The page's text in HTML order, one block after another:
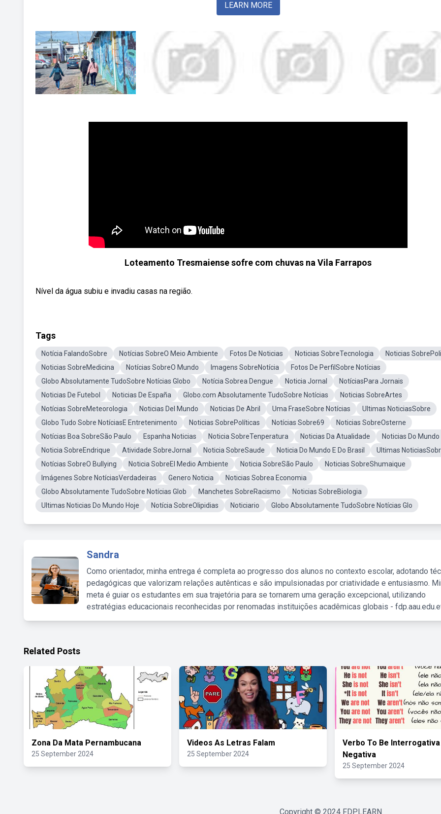
LEARN MORE
Loteamento Tresmaiense sofre com chuvas na Vila Farrapos
Nível da água subiu e invadiu casas na região.
Tags
Notícia FalandoSobre Notícias SobreO Meio Ambiente Fotos De Noticias Noticias SobreTecnologia
Noticias
Noticias SobreMedicina
Notícias SobreO Mundo Imagens SobreNotícia
Fotos De PerfilSobre Notícias
Globo Absolutamente TudoSobre Notícias Globo
Notícia Sobrea Dengue Noticia Jornal
NotíciasPara Jornais
Noticias De Futebol
Noticias De España Globo.com Absolutamente TudoSobre Notícias
Noticias SobreArtes
Notícias SobreMeteorologia
Noticias Del Mundo Noticias De Abril Uma FraseSobre Notícias
Ultimas NoticiasSobre
Globo Tudo Sobre NotíciasE Entretenimento
Noticias SobrePolíticas Notícias Sobre69
Noticias SobreOsterne
Notícias Boa SobreSão Paulo
Espanha Noticias Noticia SobreTenperatura Noticias Da Atualidade
Noticias Do Mundo
Noticia SobreEndrique
Atividade SobreJornal Noticia SobreSaude Noticia Do Mundo E Do Brasil
Ultimas
Notícias SobreO Bullying
Noticia SobreEl Medio Ambiente Noticia SobreSão Paulo
Noticias SobreShumaique
Imágenes Sobre NotíciasVerdadeiras
Genero Noticia
Noticias Sobrea Economia
Globo Absolutamente TudoSobre Notícias Glob
Manchetes SobreRacismo
Noticias SobreBiologia
Ultimas Noticias Do Mundo Hoje
Notícia SobreOlipidias Noticiario Globo Absolutamente TudoSobre Notícias Glo
Sandra
Como orientador, minha entrega é completa ao progresso dos alunos no contexto escolar, adotando
pedagógicas que valorizam relações autênticas e são impulsionadas por criatividade e entusiasmo.
meta é guiar os estudantes em sua trajetória para se tornarem uma geração excepcional, utilizando
estratégias educacionais reconhecidas por renomadas instituições acadêmicas globais -
Related Posts
Zona Da Mata Pernambucana
25 September 2024
Videos As Letras Falam
25 September 2024
Verbo To Be Interrogativa
Negativa
25 September 2024
Copyright © 2024 FDPLEARN